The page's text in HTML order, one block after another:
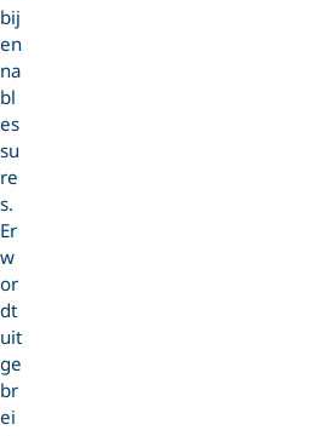
bij
en
na
bl
es
su
re
s.
Er
w
or
dt
uit
ge
br
ei